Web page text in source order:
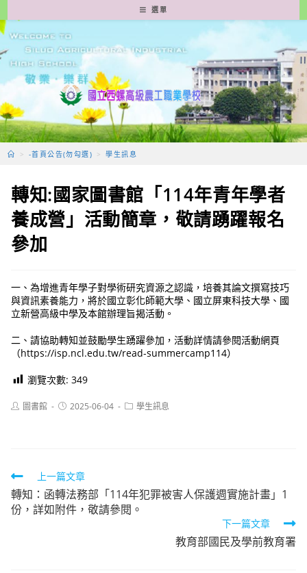
轉
至
要
容
選單
> -首頁公告(勿勾選) > 學生訊息
轉知:國家圖書館「114年青年學者
養成營」活動簡章，敬請踴躍報名
參加
一、為增進青年學子對學術研究資源之認識，培養其論文撰寫技巧
與資訊素養能力，將於國立彰化師範大學、國立屏東科技大學、國
立新營高級中學及本館辦理旨揭活動。
二、請協助轉知並鼓勵學生踴躍參加，活動詳情請參閱活動網頁
（https://isp.ncl.edu.tw/read-summercamp114）
瀏覽次數: 349
Post圖書館
Post2025-06-04
Post學生訊息
Read
more
articles
上一篇文章
轉知：函轉法務部「114年犯罪被害人保護週實施計畫」1
份，詳如附件，敬請參閱。
下一篇文章
教育部國民及學前教育署